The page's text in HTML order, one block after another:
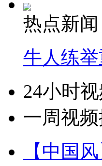
热点新闻
牛人练
24小时
一周视
【中国